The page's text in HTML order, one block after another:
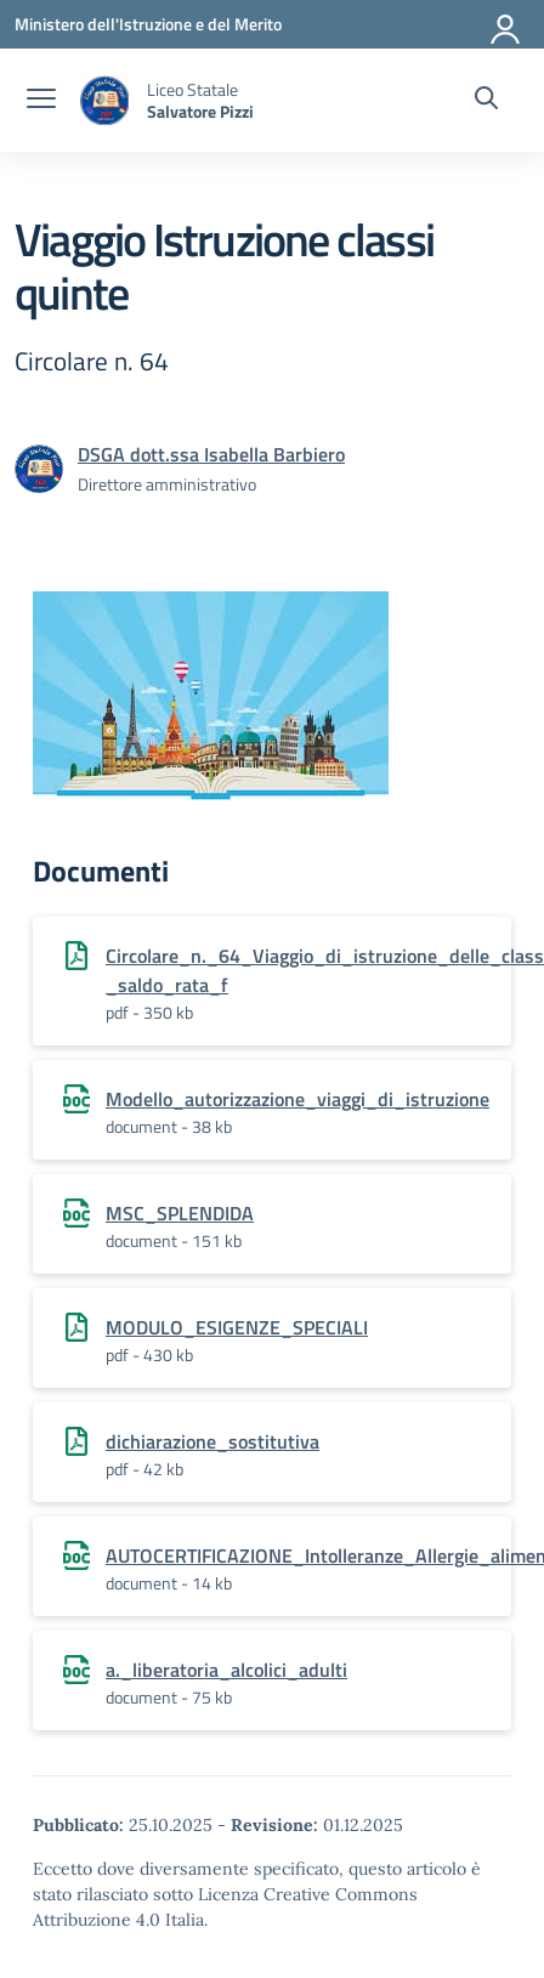
Vai ai contenuti
Vai al menu di navigazione
Vai al footer
Ministero dell'Istruzione e del Merito
Liceo Statale
Salvatore Pizzi
Viaggio Istruzione classi
quinte
Circolare n. 64
DSGA dott.ssa Isabella Barbiero
Direttore amministrativo
Documenti
_saldo_rata_f
pdf - 350 kb
Modello_autorizzazione_viaggi_di_istruzione
document - 38 kb
MSC_SPLENDIDA
document - 151 kb
MODULO_ESIGENZE_SPECIALI
pdf - 430 kb
dichiarazione_sostitutiva
pdf - 42 kb
document - 14 kb
a._liberatoria_alcolici_adulti
document - 75 kb
Pubblicato: 25.10.2025 - Revisione: 01.12.2025
Eccetto dove diversamente specificato, questo articolo è
stato rilasciato sotto Licenza Creative Commons
Attribuzione 4.0 Italia.